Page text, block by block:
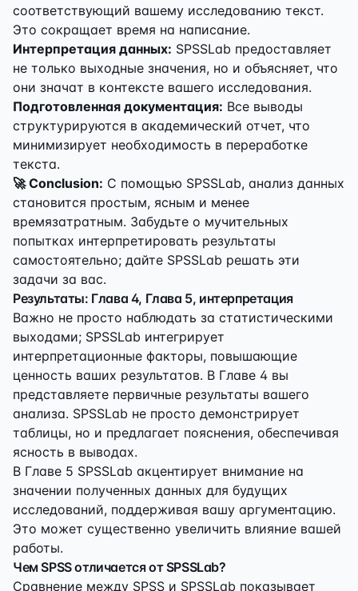
соответствующий вашему исследованию текст.
Это сокращает время на написание.
Интерпретация данных: SPSSLab предоставляет
не только выходные значения, но и объясняет, что
они значат в контексте вашего исследования.
Подготовленная документация: Все выводы
структурируются в академический отчет, что
минимизирует необходимость в переработке
текста.
🚀 Conclusion: С помощью SPSSLab, анализ данных
становится простым, ясным и менее
времязатратным. Забудьте о мучительных
попытках интерпретировать результаты
самостоятельно; дайте SPSSLab решать эти
задачи за вас.
Результаты: Глава 4, Глава 5, интерпретация
Важно не просто наблюдать за статистическими
выходами; SPSSLab интегрирует
интерпретационные факторы, повышающие
ценность ваших результатов. В Главе 4 вы
представляете первичные результаты вашего
анализа. SPSSLab не просто демонстрирует
таблицы, но и предлагает пояснения, обеспечивая
ясность в выводах.
В Главе 5 SPSSLab акцентирует внимание на
значении полученных данных для будущих
исследований, поддерживая вашу аргументацию.
Это может существенно увеличить влияние вашей
работы.
Чем SPSS отличается от SPSSLab?
Сравнение между SPSS и SPSSLab показывает